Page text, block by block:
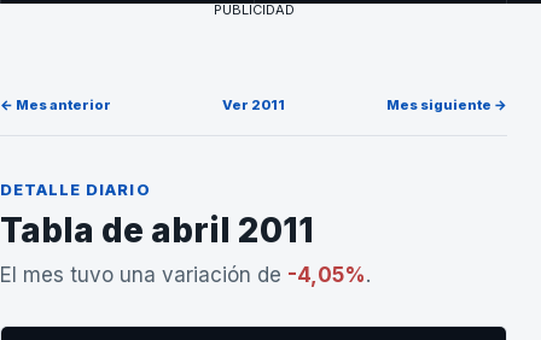
PUBLICIDAD
← Mes anterior Ver 2011 Mes siguiente →
DETALLE DIARIO
Tabla de abril 2011
El mes tuvo una variación de -4,05%.